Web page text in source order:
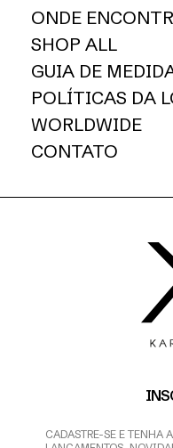
ONDE
SHOP ALL
GUIA DE
POLÍTICAS DA
WORLDWIDE
CONTATO
CADASTRE-SE E TENHA